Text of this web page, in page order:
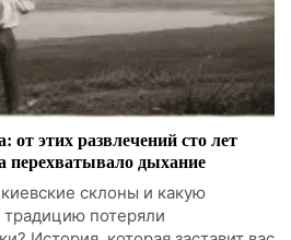
от этих развлечений сто лет
перехватывало дыхание
склоны и какую
потеряли